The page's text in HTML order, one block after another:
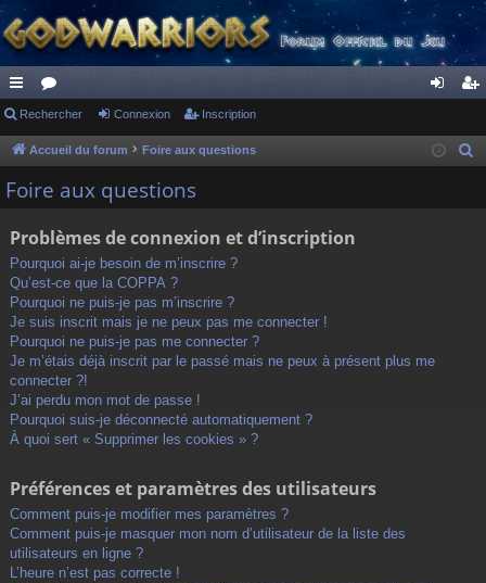
ac
co
ur
s
or
u ne cri
Rechercher Connexion Inscription
Accueil du forum Foire aux questions
Foire aux questions
Problèmes de connexion et d’inscription
Pourquoi ai-je besoin de m’inscrire ?
Qu’est-ce que la COPPA ?
Pourquoi ne puis-je pas m’inscrire ?
Je suis inscrit mais je ne peux pas me connecter !
Pourquoi ne puis-je pas me connecter ?
Je m’étais déjà inscrit par le passé mais ne peux à présent plus me
connecter ?!
J’ai perdu mon mot de passe !
Pourquoi suis-je déconnecté automatiquement ?
À quoi sert « Supprimer les cookies » ?
Préférences et paramètres des utilisateurs
Comment puis-je modifier mes paramètres ?
Comment puis-je masquer mon nom d’utilisateur de la liste des
utilisateurs en ligne ?
L’heure n’est pas correcte !